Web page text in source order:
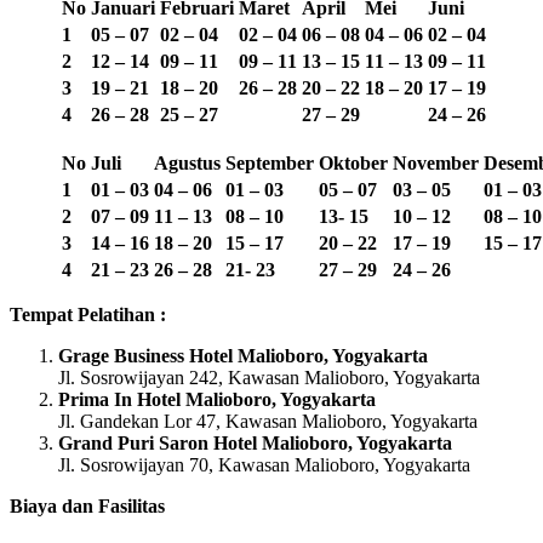
No Januari Februari Maret April Mei
Juni
1
05 – 07 02 – 04 02 – 04 06 – 08 04 – 06 02 – 04
2
12 – 14 09 – 11 09 – 11 13 – 15 11 – 13 09 – 11
3
19 – 21 18 – 20 26 – 28 20 – 22 18 – 20 17 – 19
4
26 – 28 25 – 27 27 – 29 24 – 26
No Juli Agustus September Oktober November
1
01 – 03 04 – 06 01 – 03 05 – 07 03 – 05
01 – 03
2
07 – 09 11 – 13 08 – 10 13- 15 10 – 12
08 – 10
3
14 – 16 18 – 20 15 – 17 20 – 22 17 – 19
15 – 17
4
21 – 23 26 – 28 21- 23 27 – 29 24 – 26
Tempat Pelatihan :
Grage Business Hotel Malioboro, Yogyakarta
Jl. Sosrowijayan 242, Kawasan Malioboro, Yogyakarta
Prima In Hotel Malioboro, Yogyakarta
Jl. Gandekan Lor 47, Kawasan Malioboro, Yogyakarta
Grand Puri Saron Hotel Malioboro, Yogyakarta
Jl. Sosrowijayan 70, Kawasan Malioboro, Yogyakarta
Biaya dan Fasilitas